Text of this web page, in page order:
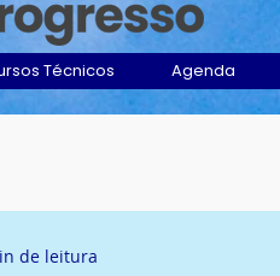
Técnicos Agenda
de leitura